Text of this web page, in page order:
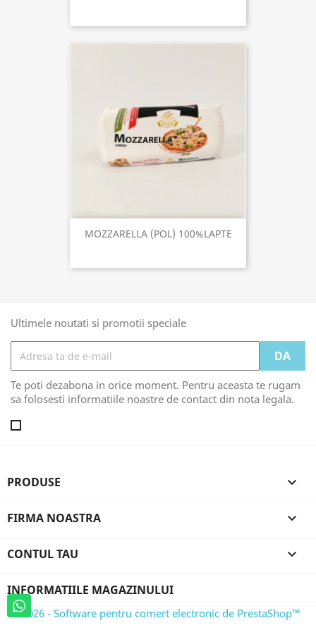
MOZZARELLA (POL) 100%LAPTE
Ultimele noutati si promotii speciale
Te poti dezabona in orice moment. Pentru aceasta te rugam
sa folosesti informatiile noastre de contact din nota legala.
PRODUSE 
FIRMA NOASTRA 
CONTUL TAU 
INFORMATIILE MAGAZINULUI
© 2026 - Software pentru comert electronic de PrestaShop™